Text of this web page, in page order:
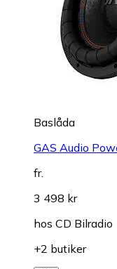
Baslåda
GAS Audio
fr.
3 498 kr
hos CD Bilradio
+2 butiker